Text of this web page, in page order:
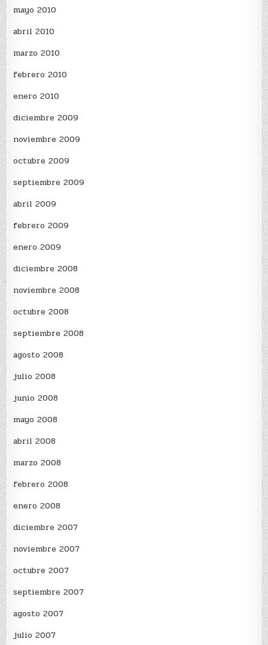
mayo 2010
abril 2010
marzo 2010
febrero 2010
enero 2010
diciembre 2009
noviembre 2009
octubre 2009
septiembre 2009
abril 2009
febrero 2009
enero 2009
diciembre 2008
noviembre 2008
octubre 2008
septiembre 2008
agosto 2008
julio 2008
junio 2008
mayo 2008
abril 2008
marzo 2008
febrero 2008
enero 2008
diciembre 2007
noviembre 2007
octubre 2007
septiembre 2007
agosto 2007
julio 2007